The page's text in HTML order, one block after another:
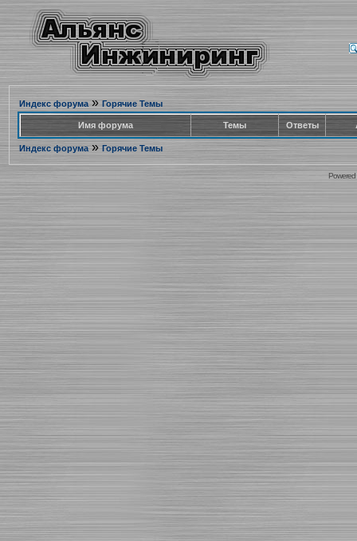
Индекс форума» Горячие Темы
Имя форума Темы Ответы
Индекс форума» Горячие Темы